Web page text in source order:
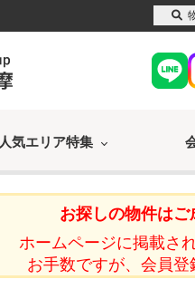
人気エリア特集
お探しの物件はご
ホームページに掲載さ
お手数ですが、会員登